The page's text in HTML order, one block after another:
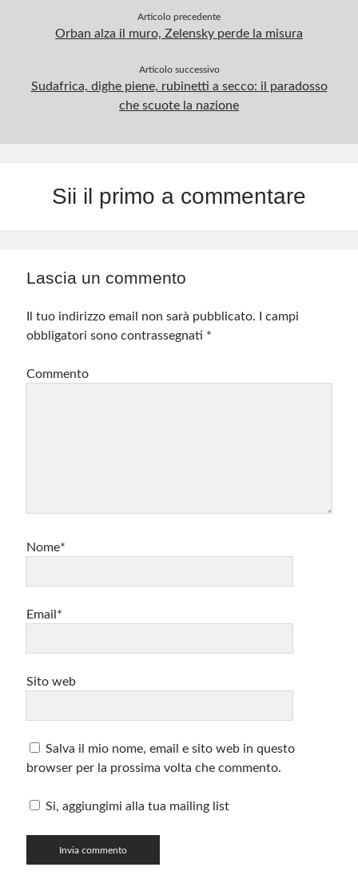
Articolo precedente
Orban alza il muro, Zelensky perde la misura
Articolo successivo
Sudafrica, dighe piene, rubinetti a secco: il paradosso
che scuote la nazione
Sii il primo a commentare
Lascia un commento
Il tuo indirizzo email non sarà pubblicato.
I campi
obbligatori sono contrassegnati *
Commento
Nome*
Email*
Sito web
Salva il mio nome, email e sito web in questo
browser per la prossima volta che commento.
Si, aggiungimi alla tua mailing list